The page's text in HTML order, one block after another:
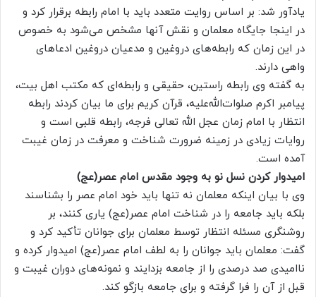
یادآور شد: بر اساس روایت متعدد باید با امام رابطه برقرار کرد و
در اینجا جایگاه معلمان و نقش آنها مشخص می‌شود به خصوص
در این زمان که رابطه‌های دروغین و مدعیان دروغین ادعاهای
واهی دارند.
به گفته وی رابطه راستین، حقیقی و رابطه‌ای که مکتب اهل بیت،
پیامبر اکرم صلوات‌الله‌علیه، قرآن کریم برای ما بیان کردند رابطه
انتظار با امام زمان عجل الله تعالی فرجه، رابطه قلبی است و
روایات زیادی در زمینه ضرورت شناخت و معرفت در زمان غیبت
آمده است.
امیدوار کردن نسل نو به وجود مقدس امام عصر(عج)
وی با بیان اینکه معلمان نه تنها باید خود امام عصر را بشناسند
بلکه باید جامعه را در شناخت امام عصر(عج) یاری کنند، بر
روشنگری مسئله انتظار توسط معلمان برای جوانان تأکید کرد و
گفت: معلمان باید جوانان را به لطف امام عصر(عج) امیدوار کرده و
ناامیدی صد درصدی را از جامعه بزدایند و نمونه‌های دوران غیبت و
قبل از آن را فرا گرفته و برای جامعه بازگو کند.